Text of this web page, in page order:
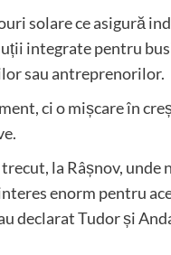
solare ce asigură
integrate pentru
sau antreprenorilor.
ci o mișcare în
la Râșnov, unde
enorm pentru
declarat Tudor și